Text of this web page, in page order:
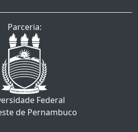
Parceria:
Federal
de Pernambuco